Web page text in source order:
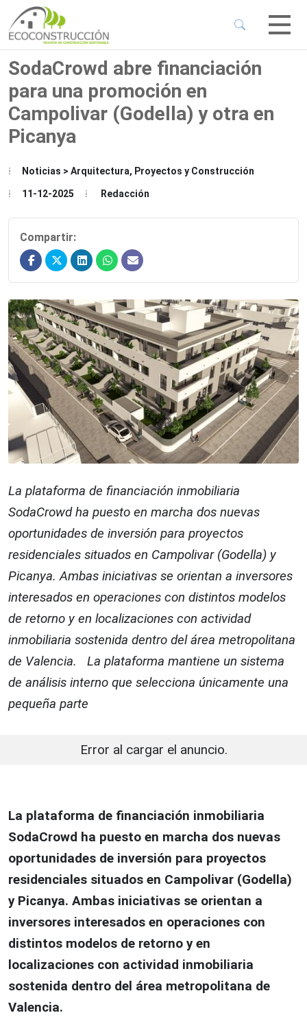
Menu
Menu
Menu
SodaCrowd abre financiación
para una promoción en
Campolivar (Godella) y otra en
Picanya
Noticias > Arquitectura, Proyectos y Construcción
11-12-2025 Redacción
Compartir:
La plataforma de financiación inmobiliaria
SodaCrowd ha puesto en marcha dos nuevas
oportunidades de inversión para proyectos
residenciales situados en Campolivar (Godella) y
Picanya. Ambas iniciativas se orientan a inversores
interesados en operaciones con distintos modelos
de retorno y en localizaciones con actividad
inmobiliaria sostenida dentro del área metropolitana
de Valencia. La plataforma mantiene un sistema
de análisis interno que selecciona únicamente una
pequeña parte
Error al cargar el anuncio.
La plataforma de financiación inmobiliaria
SodaCrowd ha puesto en marcha dos nuevas
oportunidades de inversión para proyectos
residenciales situados en Campolivar (Godella)
y Picanya. Ambas iniciativas se orientan a
inversores interesados en operaciones con
distintos modelos de retorno y en
localizaciones con actividad inmobiliaria
sostenida dentro del área metropolitana de
Valencia.